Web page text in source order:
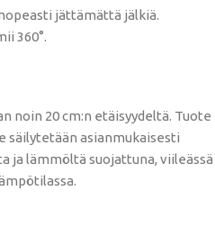
jättämättä jälkiä.
360°.
noin 20 cm:n etäisyydeltä. Tuote
säilytetään asianmukaisesti
ja lämmöltä suojattuna, viileässä